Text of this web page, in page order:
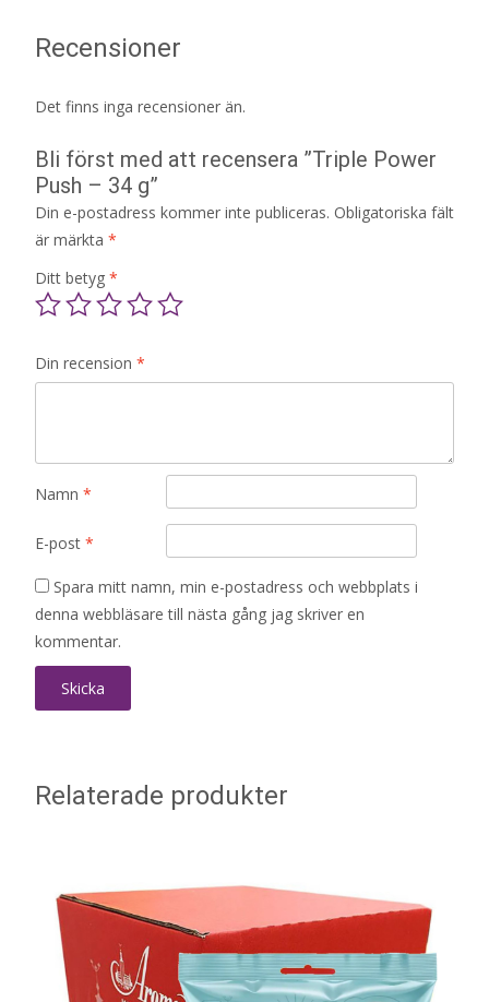
Recensioner
Det finns inga recensioner än.
Bli först med att recensera ”Triple Power
Push – 34 g”
Din e-postadress kommer inte publiceras. Obligatoriska fält
är märkta *
Ditt betyg *
Din recension *
Namn *
E-post *
Spara mitt namn, min e-postadress och webbplats i
denna webbläsare till nästa gång jag skriver en
kommentar.
Relaterade produkter